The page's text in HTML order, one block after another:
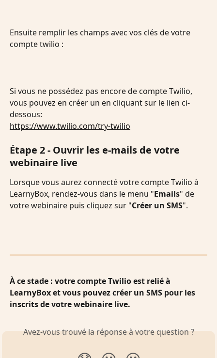
Ensuite remplir les champs avec vos clés de votre
compte twilio :
Si vous ne possédez pas encore de compte Twilio,
vous pouvez en créer un en cliquant sur le lien ci-
dessous:
https://www.twilio.com/try-twilio
Étape 2 - Ouvrir les e-mails de votre
webinaire live
Lorsque vous aurez connecté votre compte Twilio à
LearnyBox, rendez-vous dans le menu "Emails" de
votre webinaire puis cliquez sur "Créer un SMS".
À ce stade : votre compte Twilio est relié à
LearnyBox et vous pouvez créer un SMS pour les
inscrits de votre webinaire live.
Avez-vous trouvé la réponse à votre question ?